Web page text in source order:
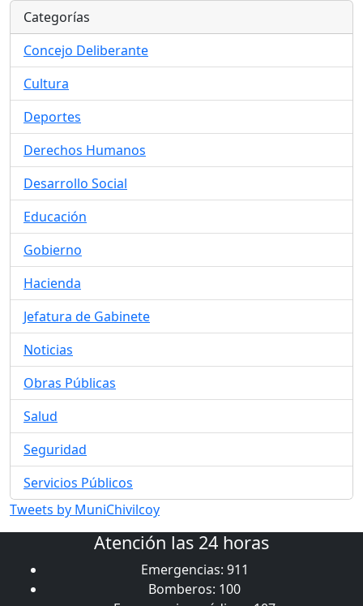
Categorías
Concejo Deliberante
Cultura
Deportes
Derechos Humanos
Desarrollo Social
Educación
Gobierno
Hacienda
Jefatura de Gabinete
Noticias
Obras Públicas
Salud
Seguridad
Servicios Públicos
Tweets by MuniChivilcoy
Atención las 24 horas
Emergencias: 911
Bomberos: 100